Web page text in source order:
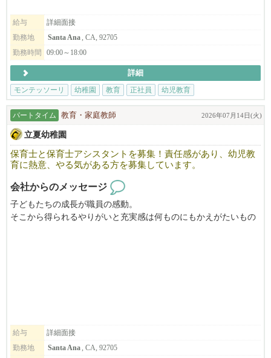
モンテッソーリ教育を通して、自立心・社会性・責任感・思いや
りを育み、バイリンガル教育によりコミュニケーション能力を養
多様な文化・言語・人種が共生する社会の中で、それぞれの違い
を認め合い、尊重し合える子どもたちの育成に力を注いでいま
す。
あなたのスキルや経験を、ぜひ子どもたちのために活かしてみま
せんか？
＼このような方歓迎です！／
-----------------------
*子どもが好きな方
*人とコミュニケーションをとるのが好きな方
*習うことが好きな方
*成長することが好きな方
*子育て経験のある方...
-----------------------
給与
詳細面接
勤務地
Santa Ana, CA, 92705
勤務時間
09:00～18:00
詳細
モンテッソーリ
幼稚園 教育 正社員 幼児教育
パートタイム 教育・家庭教師 2026年07月14日(火)
立夏幼稚園
保育士と保育士アシスタントを募集！責任感があり、幼児教
育に熱意、やる気がある方を募集しています。
会社からのメッセージ
子どもたちの成長が職員の感動。
そこから得られるやりがいと充実感は何ものにもかえがたいもの
立夏幼稚園の教育理念に賛同して頂ける方、ぜひお問い合わせ下
給与
詳細面接
勤務地
Santa Ana, CA, 92705